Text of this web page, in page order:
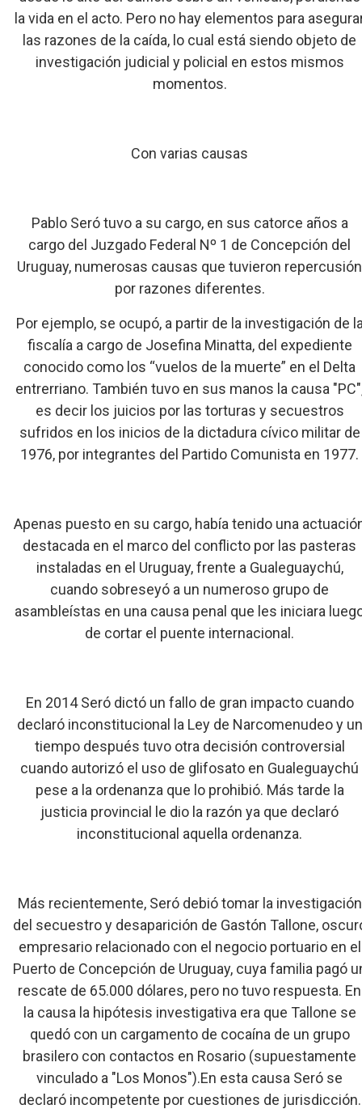
la vida en el acto. Pero no hay elementos para
las razones de la caída, lo cual está siendo objeto de
investigación judicial y policial en estos mismos
momentos.
Con varias causas
Pablo Seró tuvo a su cargo, en sus catorce años a
cargo del Juzgado Federal Nº 1 de Concepción del
Uruguay, numerosas causas que tuvieron repercusión
por razones diferentes.
Por ejemplo, se ocupó, a partir de la investigación de
fiscalía a cargo de Josefina Minatta, del expediente
conocido como los “vuelos de la muerte” en el Delta
entrerriano. También tuvo en sus manos la causa
es decir los juicios por las torturas y secuestros
sufridos en los inicios de la dictadura cívico militar de
1976, por integrantes del Partido Comunista en 1977.
Apenas puesto en su cargo, había tenido una
destacada en el marco del conflicto por las pasteras
instaladas en el Uruguay, frente a Gualeguaychú,
cuando sobreseyó a un numeroso grupo de
asambleístas en una causa penal que les iniciara
de cortar el puente internacional.
En 2014 Seró dictó un fallo de gran impacto cuando
declaró inconstitucional la Ley de Narcomenudeo y un
tiempo después tuvo otra decisión controversial
cuando autorizó el uso de glifosato en Gualeguaychú
pese a la ordenanza que lo prohibió. Más tarde la
justicia provincial le dio la razón ya que declaró
inconstitucional aquella ordenanza.
Más recientemente, Seró debió tomar la investigación
del secuestro y desaparición de Gastón Tallone,
empresario relacionado con el negocio portuario en el
Puerto de Concepción de Uruguay, cuya familia pagó
rescate de 65.000 dólares, pero no tuvo respuesta. En
la causa la hipótesis investigativa era que Tallone se
quedó con un cargamento de cocaína de un grupo
brasilero con contactos en Rosario (supuestamente
vinculado a "Los Monos").En esta causa Seró se
declaró incompetente por cuestiones de jurisdicción.